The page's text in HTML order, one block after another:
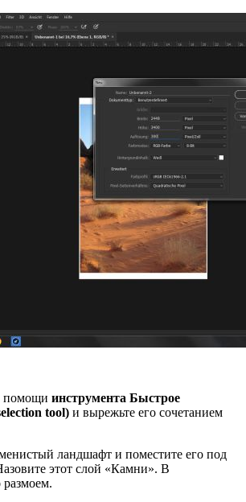
помощи инструмента Быстрое
tool) и вырежьте его сочетанием
ландшафт и поместите его под
этот слой «Камни». В